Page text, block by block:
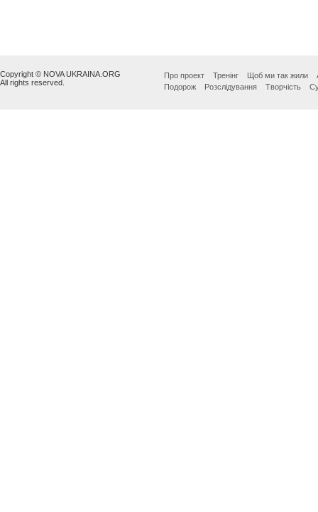
Copyright © NOVA UKRAINA.ORG
All rights reserved.
Про проект Тренінг Щоб ми так жили
Подорож
Розслідування Творчість